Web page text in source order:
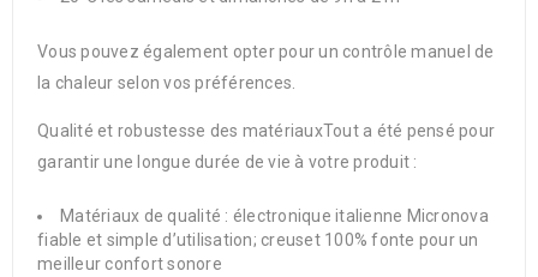
Vous pouvez également opter pour un contrôle manuel de
la chaleur selon vos préférences.
Qualité et robustesse des matériauxTout a été pensé pour
garantir une longue durée de vie à votre produit :
Matériaux de qualité : électronique italienne Micronova
fiable et simple d’utilisation; creuset 100% fonte pour un
meilleur confort sonore